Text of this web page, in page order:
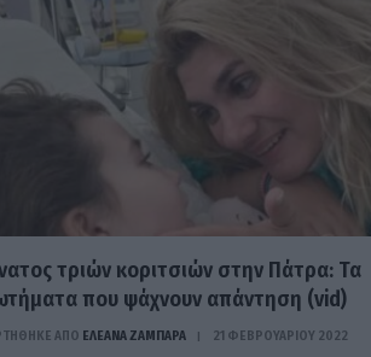
τριών κοριτσιών στην Πάτρα: Τα
που ψάχνουν απάντηση (vid)
ΑΠΟ ΕΛΕΑΝΑ ΖΑΜΠΑΡΑ 21 ΦΕΒΡΟΥΑΡΊΟΥ 2022